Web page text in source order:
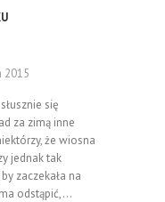
2015
się
za zimą inne
że wiosna
jednak tak
zaczekała na
odstąpić,…